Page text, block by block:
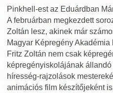
Pinkhell-est az Eduárdban
A februárban megkezdett
Zoltán lesz, akinek már
Magyar Képregény
Fritz Zoltán nem csak
képregényiskolájának
híresség-rajzolások
animációs film készítőjeként